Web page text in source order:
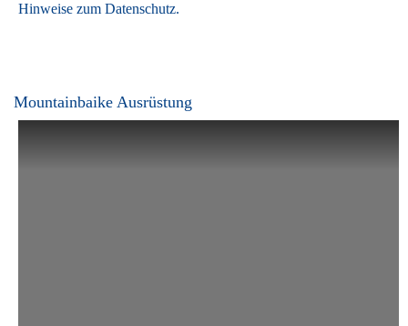
Hinweise zum Datenschutz.
Mountainbaike Ausrüstung